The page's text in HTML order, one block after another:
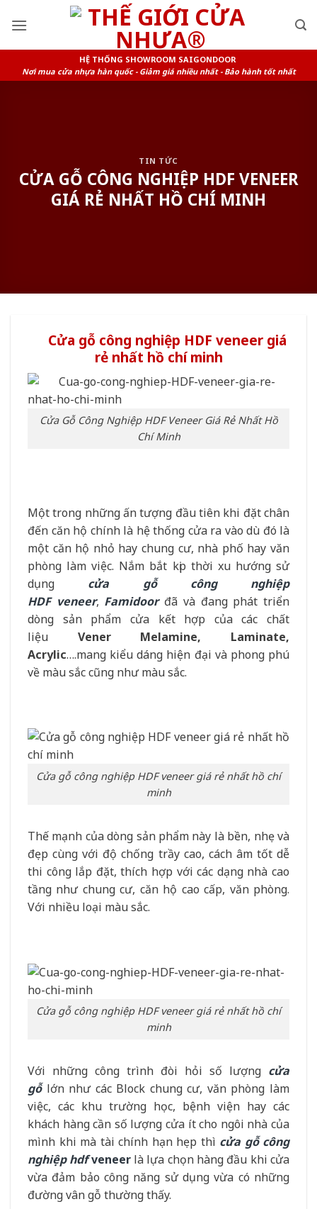
HỆ THỐNG SHOWROOM SAIGONDOOR
Nơi mua cửa nhựa hàn quốc - Giảm giá nhiều nhất - Bảo hành tốt nhất
TIN TỨC
CỬA GỖ CÔNG NGHIỆP HDF VENEER
GIÁ RẺ NHẤT HỒ CHÍ MINH
Cửa gỗ công nghiệp HDF veneer giá
rẻ nhất hồ chí minh
Cửa Gỗ Công Nghiệp HDF Veneer Giá Rẻ Nhất Hồ
Chí Minh
Một trong những ấn tượng đầu tiên khi đặt chân
đến căn hộ chính là hệ thống cửa ra vào dù đó là
một căn hộ nhỏ hay chung cư, nhà phố hay văn
phòng làm việc. Nắm bắt kịp thời xu hướng sử
dụng cửa gỗ công nghiệp
HDF veneer, Famidoorđã và đang phát triển
dòng sản phẩm cửa kết hợp của các chất
liệu Vener Melamine, Laminate,
Acrylic….mang kiểu dáng hiện đại và phong phú
về màu sắc cũng như màu sắc.
Cửa gỗ công nghiệp HDF veneer giá rẻ nhất hồ chí
minh
Thế mạnh của dòng sản phẩm này là bền, nhẹ và
đẹp cùng với độ chống trầy cao, cách âm tốt dễ
thi công lắp đặt, thích hợp với các dạng nhà cao
tầng như chung cư, căn hộ cao cấp, văn phòng.
Với nhiều loại màu sắc.
Cửa gỗ công nghiệp HDF veneer giá rẻ nhất hồ chí
minh
Với những công trình đòi hỏi số lượng cửa
gỗlớn như các Block chung cư, văn phòng làm
việc, các khu trường học, bệnh viện hay các
khách hàng cần số lượng cửa ít cho ngôi nhà của
mình khi mà tài chính hạn hẹp thì cửa gỗ công
nghiệp hdfveneerlà lựa chọn hàng đầu khi cửa
vừa đảm bảo công năng sử dụng vừa có những
đường vân gỗ thường thấy.